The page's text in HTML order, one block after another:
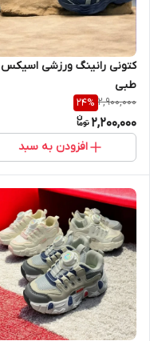
کتونی رانینگ ورزشی اسیکس
طبی
2,900,000
24%
2,200,000
افزودن به سبد